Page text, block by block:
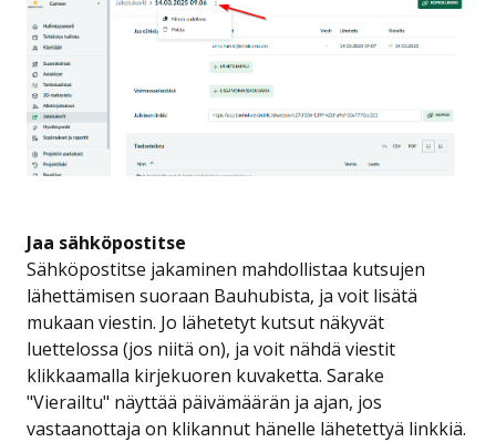
Jaa sähköpostitse
Sähköpostitse jakaminen mahdollistaa kutsujen
lähettämisen suoraan Bauhubista, ja voit lisätä
mukaan viestin. Jo lähetetyt kutsut näkyvät
luettelossa (jos niitä on), ja voit nähdä viestit
klikkaamalla kirjekuoren kuvaketta. Sarake
"Vierailtu" näyttää päivämäärän ja ajan, jos
vastaanottaja on klikannut hänelle lähetettyä linkkiä.